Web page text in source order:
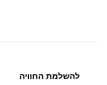
להשלמת החוויה